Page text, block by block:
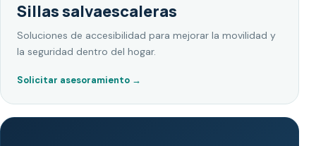
Sillas salvaescaleras
Soluciones de accesibilidad para mejorar la movilidad y
la seguridad dentro del hogar.
Solicitar asesoramiento →